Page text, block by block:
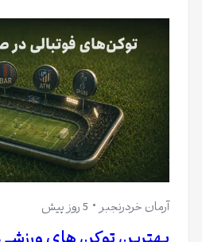
آرمان خردرنجبر 5 روز پیش